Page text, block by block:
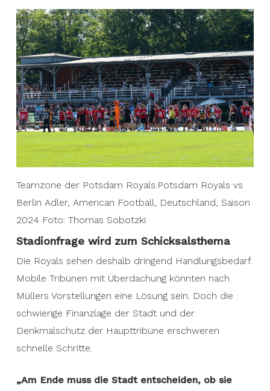
Teamzone der Potsdam Royals.Potsdam Royals vs
Berlin Adler, American Football, Deutschland, Saison
2024 Foto: Thomas Sobotzki
Stadionfrage wird zum Schicksalsthema
Die Royals sehen deshalb dringend Handlungsbedarf.
Mobile Tribünen mit Überdachung könnten nach
Müllers Vorstellungen eine Lösung sein. Doch die
schwierige Finanzlage der Stadt und der
Denkmalschutz der Haupttribüne erschweren
schnelle Schritte.
„Am Ende muss die Stadt entscheiden, ob sie